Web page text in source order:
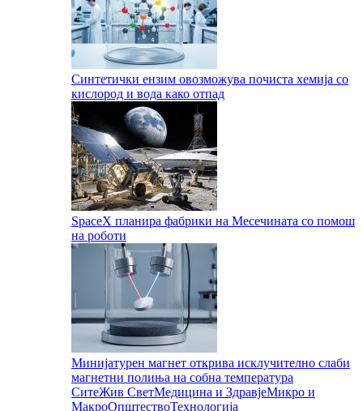
Синтетички ензим овозможува почиста хемија со
кислород и вода како отпад
SpaceX планира фабрики на Месечината со помош
на роботи
Минијатурен магнет открива исклучително слаби
магнетни полиња на собна температура
СитеЖив СветМедицина и ЗдравјеМикро и
МакроОпштествоТехнологија